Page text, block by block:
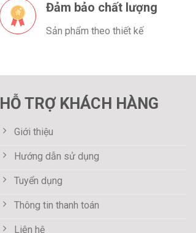
Đảm bảo chất lượng
Sản phẩm theo thiết kế
HỖ TRỢ KHÁCH HÀNG
Giới thiệu
Hướng dẫn sử dụng
Tuyển dụng
Thông tin thanh toán
Liên hệ